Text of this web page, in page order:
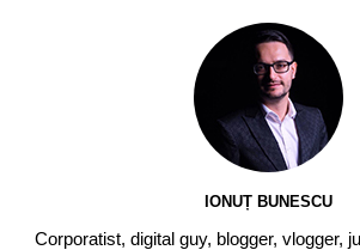
IONUȚ BUNESCU
Corporatist, digital guy, blogger, vlogger,